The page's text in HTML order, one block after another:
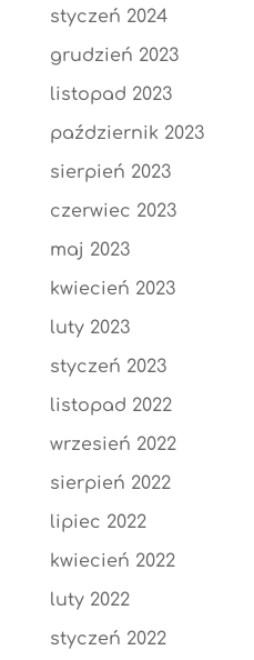
styczeń 2024
grudzień 2023
listopad 2023
październik 2023
sierpień 2023
czerwiec 2023
maj 2023
kwiecień 2023
luty 2023
styczeń 2023
listopad 2022
wrzesień 2022
sierpień 2022
lipiec 2022
kwiecień 2022
luty 2022
styczeń 2022